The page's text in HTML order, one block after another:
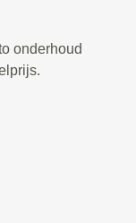
onderhoud